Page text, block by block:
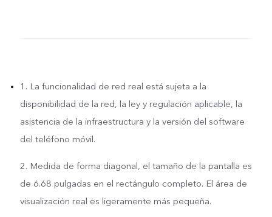
1. La funcionalidad de red real está sujeta a la
disponibilidad de la red, la ley y regulación aplicable, la
asistencia de la infraestructura y la versión del software
del teléfono móvil.
2. Medida de forma diagonal, el tamaño de la pantalla es
de 6.68 pulgadas en el rectángulo completo. El área de
visualización real es ligeramente más pequeña.